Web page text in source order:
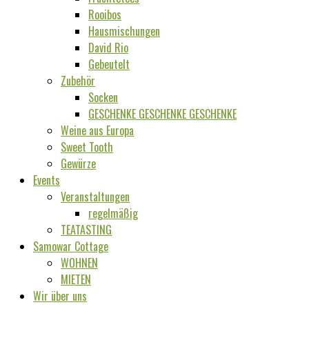
Rooibos
Hausmischungen
David Rio
Gebeutelt
Zubehör
Socken
GESCHENKE GESCHENKE GESCHENKE
Weine aus Europa
Sweet Tooth
Gewürze
Events
Veranstaltungen
regelmäßig
TEATASTING
Samowar Cottage
WOHNEN
MIETEN
Wir über uns